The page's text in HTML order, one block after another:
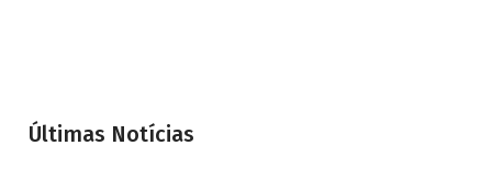
Últimas Notícias